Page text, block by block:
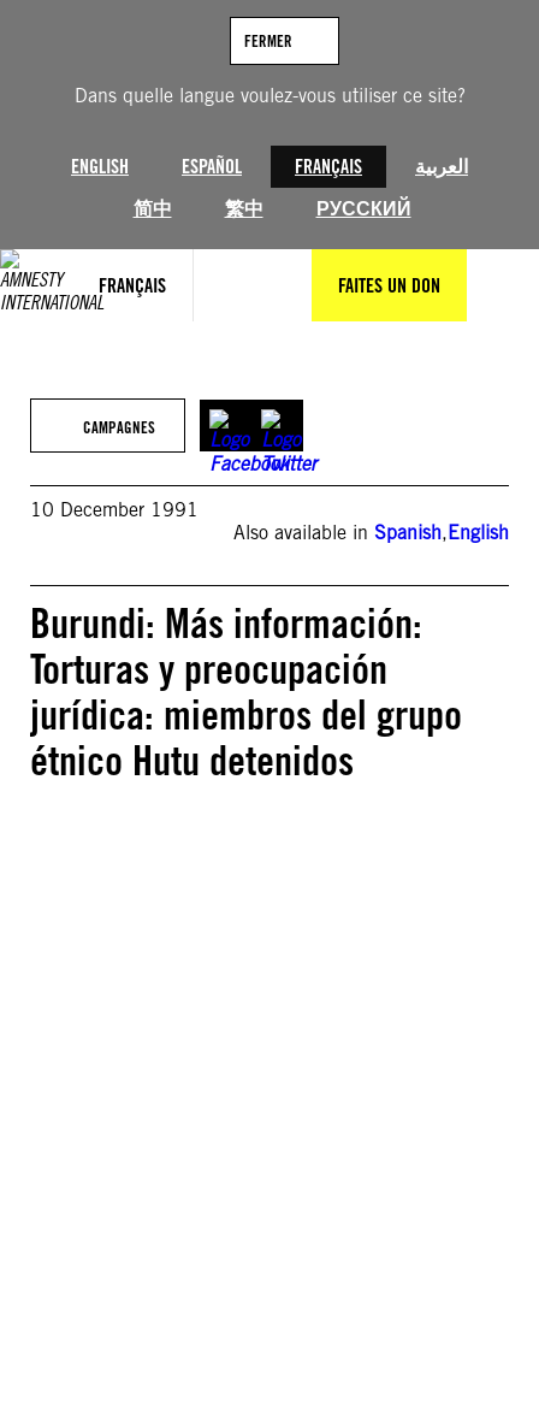
Dans quelle langue voulez-vous utiliser ce site?
ENGLISH ESPAÑOL FRANÇAIS
العربية
简中
繁中 РУССКИЙ
FERMER
FRANÇAIS FAITES UN DON
CAMPAGNES
10 December 1991
Also available in Spanish,English
Burundi: Más información:
Torturas y preocupación
jurídica: miembros del grupo
étnico Hutu detenidos